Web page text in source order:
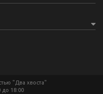
"Два хвоста"
до 18:00